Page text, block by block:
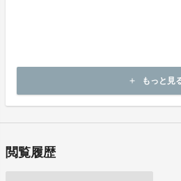
商品到着後14日以内に起案者までご連絡
起案者から対応方法をお客様宛にご連絡
add もっと見
閲覧履歴